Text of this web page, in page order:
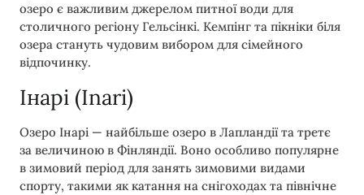
озеро є важливим джерелом питної води для
столичного регіону Гельсінкі. Кемпінг та пікніки біля
озера стануть чудовим вибором для сімейного
відпочинку.
Інарі (Inari)
Озеро Інарі — найбільше озеро в Лапландії та третє
за величиною в Фінляндії. Воно особливо популярне
в зимовий період для занять зимовими видами
спорту, такими як катання на снігоходах та північне